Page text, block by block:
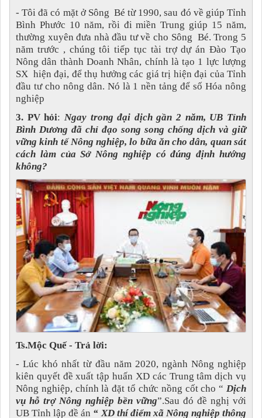
- Tôi đã có mặt ở Sông Bé từ 1990, sau đó về giúp Tỉnh
Bình Phước 10 năm, rồi đi miền Trung giúp 15 năm,
thường xuyên đưa nhà đầu tư về cho Sông Bé. Trong 5
năm trước , chúng tôi tiếp tục tài trợ dự án Đào Tạo
Nông dân thành Doanh Nhân, chính là tạo 1 lực lượng
SX hiện đại, để thụ hưởng các giá trị hiện đại của Tỉnh
đầu tư cho nông dân. Nó là 1 nền tảng để số Hóa nông
nghiệp
3. PV hỏi: Ngay trong đại dịch gần 2 năm, UB Tỉnh
Bình Dương đã chỉ đạo song song chống dịch và giữ
vững kinh tế Nông nghiệp, lo bữa ăn cho dân, quan sát
cách làm của Sở Nông nghiệp có đúng định hướng
không?
Ts.Mộc Quế - Trả lời:
- Lúc khó nhất từ đầu năm 2020, ngành Nông nghiệp
kiên quyết đề xuất tập huấn XD các Trung tâm dịch vụ
Nông nghiệp, chính là đặt tổ chức nồng cốt cho “ Dịch
vụ hỗ trợ Nông nghiệp bền vững”.Sau đó đề nghị với
UB Tỉnh lập đề án “ XD thí điểm xã Nông nghiệp thông